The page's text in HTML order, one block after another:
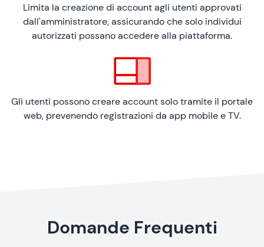
Limita la creazione di account agli utenti approvati
dall'amministratore, assicurando che solo individui
autorizzati possano accedere alla piattaforma.
Gli utenti possono creare account solo tramite il portale
web, prevenendo registrazioni da app mobile e TV.
Domande Frequenti